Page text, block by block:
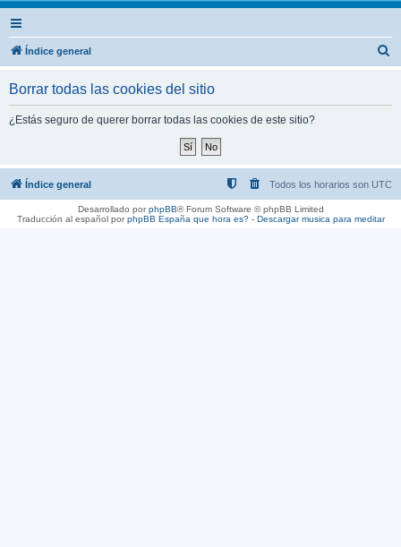
Índice general
Borrar todas las cookies del sitio
¿Estás seguro de querer borrar todas las cookies de este sitio?
Índice general Todos los horarios son UTC
Desarrollado porphpBB® Forum Software © phpBB Limited
Traducción al español porphpBB España que hora es?- Descargar musica para meditar